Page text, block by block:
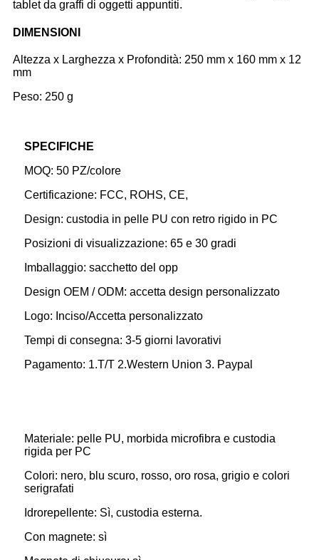
tablet da graffi di oggetti appuntiti.
DIMENSIONI
Altezza x Larghezza x Profondità: 250 mm x 160 mm x 12
mm
Peso: 250 g
SPECIFICHE
MOQ: 50 PZ/colore
Certificazione: FCC, ROHS, CE,
Design: custodia in pelle PU con retro rigido in PC
Posizioni di visualizzazione: 65 e 30 gradi
Imballaggio: sacchetto del opp
Design OEM / ODM: accetta design personalizzato
Logo: Inciso/Accetta personalizzato
Tempi di consegna: 3-5 giorni lavorativi
Pagamento: 1.T/T 2.Western Union 3. Paypal
Materiale: pelle PU, morbida microfibra e custodia
rigida per PC
Colori: nero, blu scuro, rosso, oro rosa, grigio e colori
serigrafati
Idrorepellente: Sì, custodia esterna.
Con magnete: sì